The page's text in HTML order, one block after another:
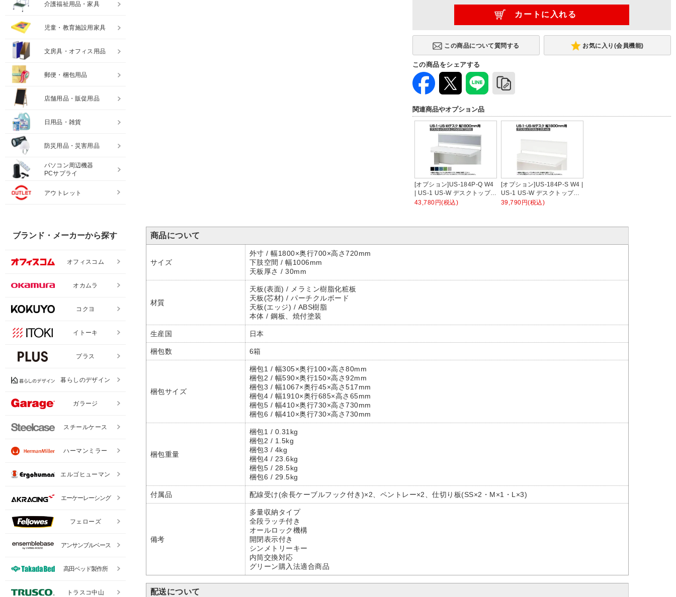
お気に入り(会員機能)
この商品をシェアする
関連商品やオプション品
[オプション]US-184P-Q W4
| US-1 US-W デスクトップパ
ネル シリーズ専用 バイオ
厚さ25mm プラス PLUS
43,780円(税込)
[オプション]US-184P-S W4 |
US-1 US-W デスクトップパ
ネル シリーズ専用 スチール
ラス PLUS
39,790円(税込)
商品について
サイズ
外寸 / 幅1800×奥行700×高さ720mm
下肢空間 / 幅1006mm
天板厚さ / 30mm
材質
天板(表面) / メラミン樹脂化粧板
天板(芯材) / パーチクルボード
天板(エッジ) / ABS樹脂
本体 / 鋼板、焼付塗装
生産国 日本
梱包数 6箱
梱包サイズ
梱包1 / 幅305×奥行100×高さ80mm
梱包2 / 幅590×奥行150×高さ92mm
梱包3 / 幅1067×奥行45×高さ517mm
梱包4 / 幅1910×奥行685×高さ65mm
梱包5 / 幅410×奥行730×高さ730mm
梱包6 / 幅410×奥行730×高さ730mm
梱包重量
梱包1 / 0.31kg
梱包2 / 1.5kg
梱包3 / 4kg
梱包4 / 23.6kg
梱包5 / 28.5kg
梱包6 / 29.5kg
付属品 配線受け(余長ケーブルフック付き)×2、ペントレー×2、仕切り板(SS×2・M×1・L×3)
備考
多量収納タイプ
全段ラッチ付き
オールロック機構
開閉表示付き
シンメトリーキー
内筒交換対応
グリーン購入法適合商品
配送について
介護福祉用品・家具
児童・教育施設用家具
文房具・オフィス用品
郵便・梱包用品
店舗用品・販促用品
日用品・雑貨
防災用品・災害用品
パソコン周辺機器
PCサプライ
アウトレット
ブランド・メーカーから探す
オフィスコム
オカムラ
コクヨ
イトーキ
プラス
暮らしのデザイン
ガラージ
スチールケース
ハーマンミラー
エルゴヒューマン
エーケーレーシング
フェローズ
アンサンブルベース
高田ベッド製作所
トラスコ中山